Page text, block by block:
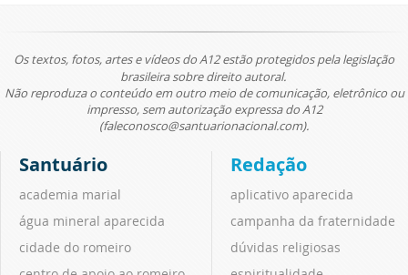
Os textos, fotos, artes e vídeos do A12 estão protegidos pela legislação
brasileira sobre direito autoral.
Não reproduza o conteúdo em outro meio de comunicação, eletrônico ou
impresso, sem autorização expressa do A12
(faleconosco@santuarionacional.com).
Santuário
academia marial
água mineral aparecida
cidade do romeiro
Redação
aplicativo aparecida
campanha da fraternidade
dúvidas religiosas